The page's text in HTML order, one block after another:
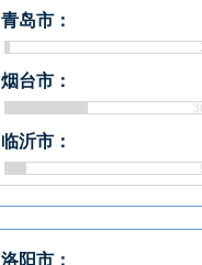
青岛市：
烟台市：
临沂市：
洛阳市：